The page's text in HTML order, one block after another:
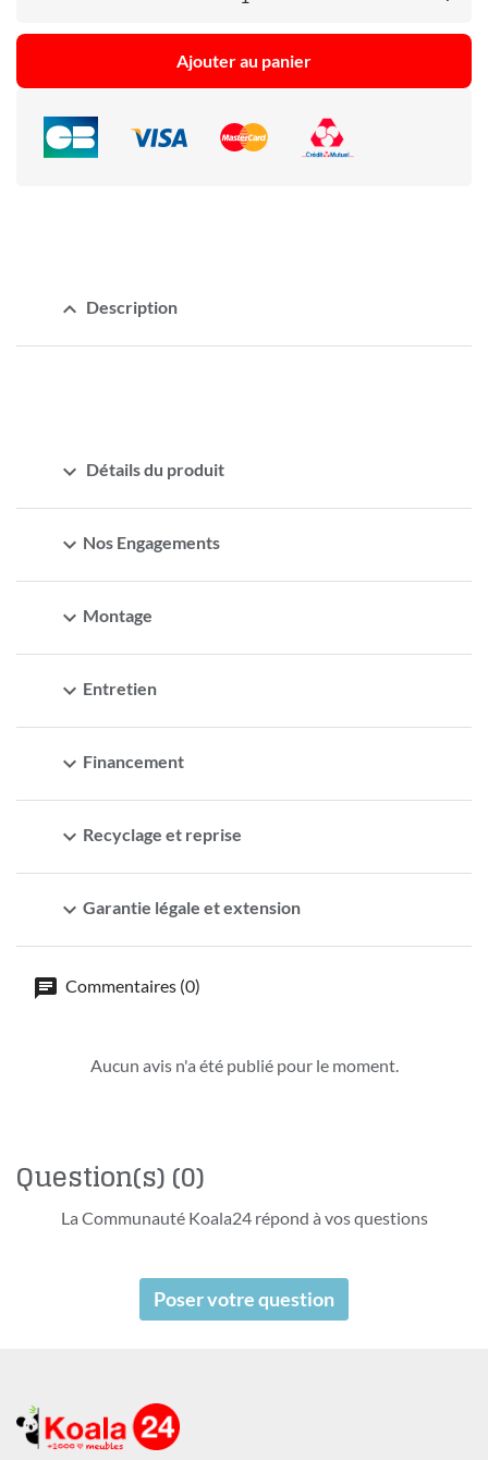
Ajouter au panier
expand_less Description
expand_more Détails du produit
expand_more Nos Engagements
expand_more Montage
expand_more Entretien
expand_more Financement
expand_more Recyclage et reprise
expand_more Garantie légale et extension
Commentaires (0)
Aucun avis n'a été publié pour le moment.
Question(s)(0)
La Communauté Koala24 répond à vos questions
Poser votre question